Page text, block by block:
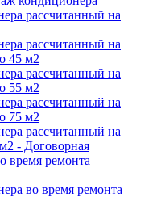
рассчитанный на
рассчитанный на
45 м2
рассчитанный на
55 м2
рассчитанный на
75 м2
рассчитанный на
- Договорная
время ремонта
во время ремонта